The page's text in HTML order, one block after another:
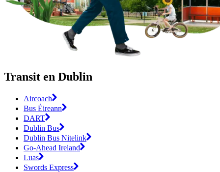
Transit en Dublin
Aircoach
Bus Éireann
DART
Dublin Bus
Dublin Bus Nitelink
Go-Ahead Ireland
Luas
Swords Express